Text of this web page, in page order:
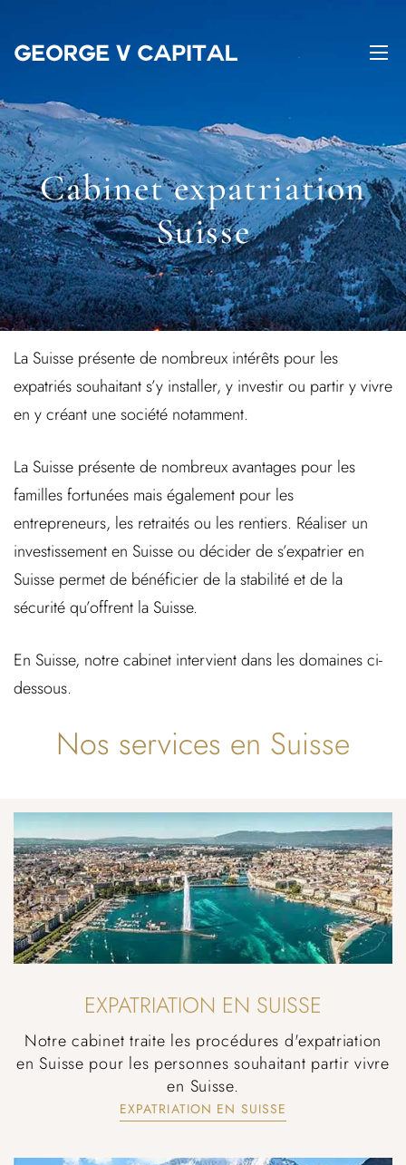
Cabinet expatriation
Suisse
La Suisse présente de nombreux intérêts pour les
expatriés souhaitant s’y installer, y investir ou partir y vivre
en y créant une société notamment.
La Suisse présente de nombreux avantages pour les
familles fortunées mais également pour les
entrepreneurs, les retraités ou les rentiers. Réaliser un
investissement en Suisse ou décider de s’expatrier en
Suisse permet de bénéficier de la stabilité et de la
sécurité qu’offrent la Suisse.
En Suisse, notre cabinet intervient dans les domaines ci-
dessous.
Nos services en Suisse
EXPATRIATION EN SUISSE
Notre cabinet traite les procédures d'expatriation
en Suisse pour les personnes souhaitant partir vivre
en Suisse.
EXPATRIATION EN SUISSE